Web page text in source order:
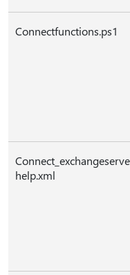
Connectfunctions.ps1
help.xml